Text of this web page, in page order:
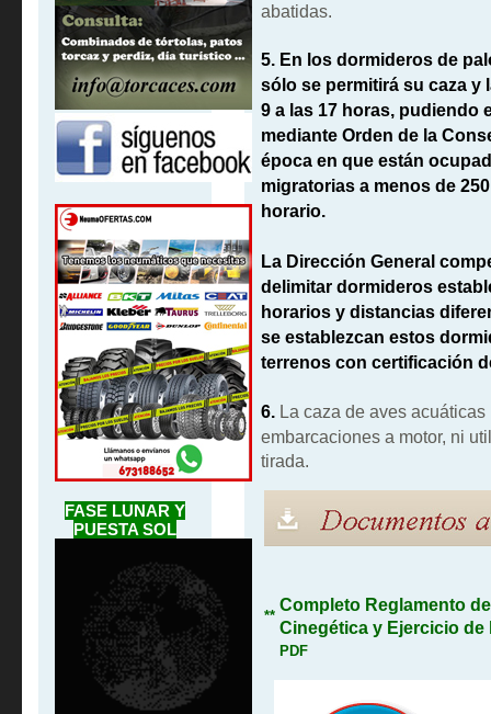
FASE LUNAR Y
PUESTA SOL
abatidas.
5. En los dormideros de
sólo se permitirá su caza y
9 a las 17 horas, pudiendo
mediante Orden de la
época en que están
migratorias a menos de
horario.
La Dirección General
delimitar dormideros
horarios y distancias
se establezcan estos
terrenos con certificación
6.La caza de aves
embarcaciones a motor, ni
tirada.
**
Completo Reglamento
Cinegética y Ejercicio
PDF